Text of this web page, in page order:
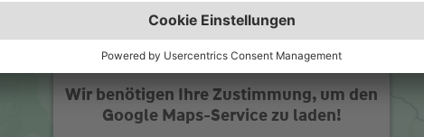
Wir benötigen Ihre Zustimmung, um den
Google Maps-Service zu laden!